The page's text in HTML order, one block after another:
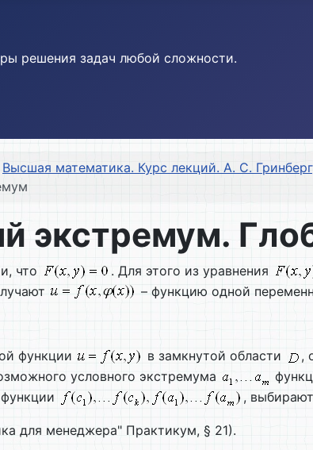
решения задач любой сложности.
Высшая математика. Курс лекций. А. С.
экстремум.
что . Для этого из уравнения
– функцию одной
функции
в замкнутой области ,
условного экстремума
,
для менеджера" Практикум, § 21).